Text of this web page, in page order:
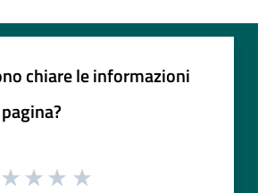
chiare le informazioni